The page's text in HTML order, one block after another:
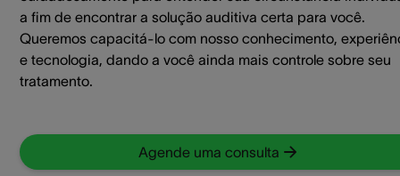
a fim de encontrar a solução auditiva certa para você.
Queremos capacitá-lo com nosso conhecimento,
e tecnologia, dando a você ainda mais controle sobre seu
tratamento.
Agende uma consulta